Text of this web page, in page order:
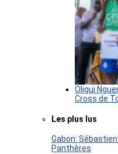
Oligui
Cross de
Les plus lus
Gabon:
Panthères